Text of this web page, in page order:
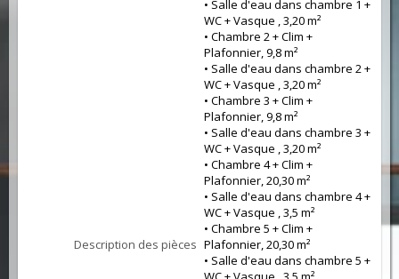
Description des pièces
• Salle d'eau dans chambre 1 +
WC + Vasque , 3,20 m²
• Chambre 2 + Clim +
Plafonnier, 9,8 m²
• Salle d'eau dans chambre 2 +
WC + Vasque , 3,20 m²
• Chambre 3 + Clim +
Plafonnier, 9,8 m²
• Salle d'eau dans chambre 3 +
WC + Vasque , 3,20 m²
• Chambre 4 + Clim +
Plafonnier, 20,30 m²
• Salle d'eau dans chambre 4 +
WC + Vasque , 3,5 m²
• Chambre 5 + Clim +
Plafonnier, 20,30 m²
• Salle d'eau dans chambre 5 +